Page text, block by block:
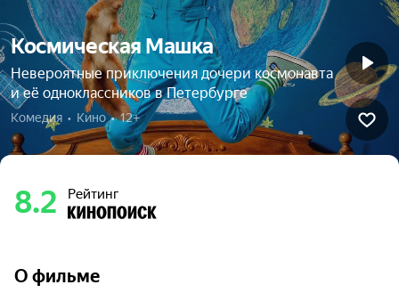
Космическая Машка
Невероятные приключения дочери космонавта
и её одноклассников в Петербурге
Комедия  •  Кино  •  12+
8.2 Рейтинг
О фильме